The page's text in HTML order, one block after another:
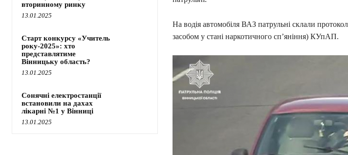
вторинному ринку
13.01.2025
Старт конкурсу «Учитель
року-2025»: хто
представлятиме
Вінницьку область?
13.01.2025
Сонячні електростанції
встановили на дахах
лікарні №1 у Вінниці
13.01.2025
На водія автомобіля ВАЗ патрульні склали
засобом у стані наркотичного сп’яніння) КУпАП.